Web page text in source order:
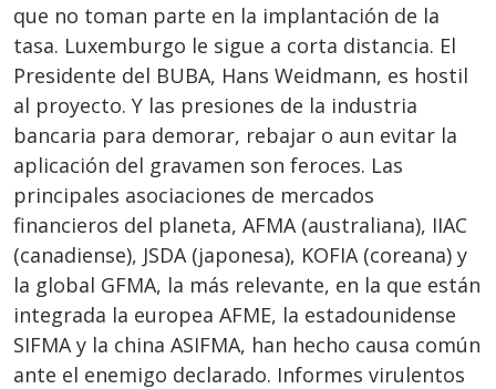
que no toman parte en la implantación de la
tasa. Luxemburgo le sigue a corta distancia. El
Presidente del BUBA, Hans Weidmann, es hostil
al proyecto. Y las presiones de la industria
bancaria para demorar, rebajar o aun evitar la
aplicación del gravamen son feroces. Las
principales asociaciones de mercados
financieros del planeta, AFMA (australiana), IIAC
(canadiense), JSDA (japonesa), KOFIA (coreana) y
la global GFMA, la más relevante, en la que están
integrada la europea AFME, la estadounidense
SIFMA y la china ASIFMA, han hecho causa común
ante el enemigo declarado. Informes virulentos